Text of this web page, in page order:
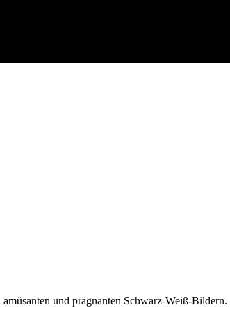
und prägnanten Schwarz-Weiß-